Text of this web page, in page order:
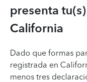
presenta
California
Dado que formas
registrada en
menos tres